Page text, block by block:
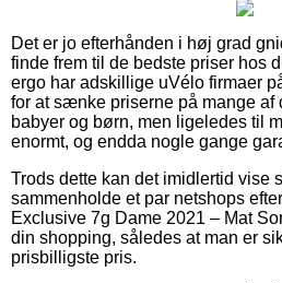
Det er jo efterhånden i høj grad
finde frem til de bedste priser hos
ergo har adskillige uVélo firmaer
for at sænke priserne på mange af
babyer og børn, men ligeledes til
enormt, og endda nogle gange
Trods dette kan det imidlertid vise
sammenholde et par netshops
Exclusive 7g Dame 2021 – Mat
din shopping, således at man er
prisbilligste pris.